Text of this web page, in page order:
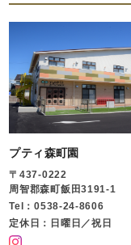
プティ森町園
〒437-0222
周智郡森町飯田3191-1
Tel：0538-24-8606
定休日：日曜日／祝日